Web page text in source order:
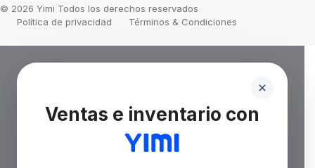
© 2026 Yimi Todos los derechos reservados
Política de privacidad
Términos & Condiciones
Ventas e inventario con